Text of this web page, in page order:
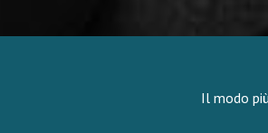
Il modo